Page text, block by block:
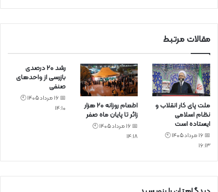
مقالات مرتبط
ملت پای کار انقلاب و
نظام اسلامی
ایستاده است
📅 16 مرداد 1405 🕙
16:13
اطعام روزانه ۲۰ هزار
زائر تا پایان ماه صفر
📅 16 مرداد 1405 🕙
14:18
رشد ۲۰ درصدی
بازرسی‌ از واحد‌های
صنفی
📅 16 مرداد 1405 🕙
14:10